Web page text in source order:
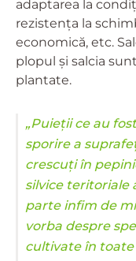
adaptarea la
rezistența la
economică, etc.
plopul și salcia
plantate.
„Puieții ce au
sporire a
crescuți în
silvice teritoriale
parte infim de
vorba despre
cultivate în toate